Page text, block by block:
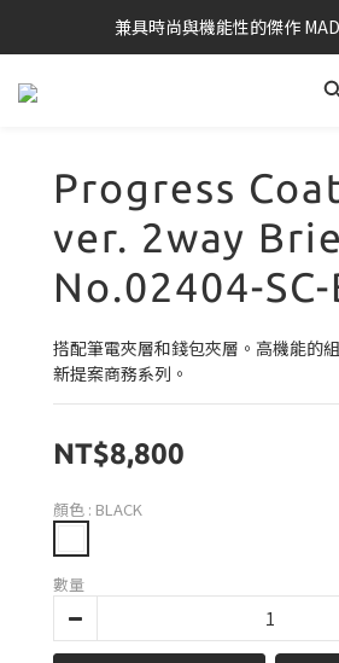
兼具時尚與機能性的傑作
Progress
ver. 2way
No.02404-SC-
搭配筆電夾層和錢包夾層。高機能的
新提案商務系列。
NT$8,800
顏色 : BLACK
數量